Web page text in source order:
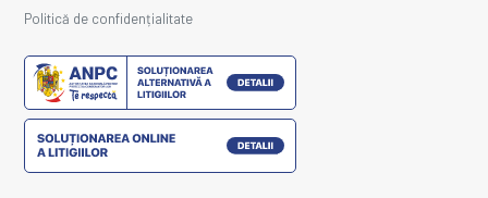
Politică de confidențialitate